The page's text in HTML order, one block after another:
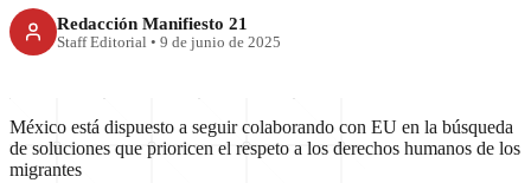
Redacción Manifiesto 21
Staff Editorial • 9 de junio de 2025
México está dispuesto a seguir colaborando con EU en la búsqueda
de soluciones que prioricen el respeto a los derechos humanos de los
migrantes